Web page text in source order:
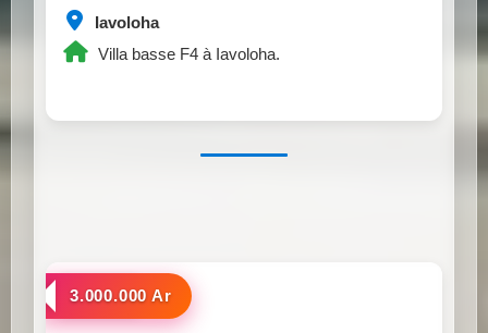
Iavoloha
Villa basse F4 à Iavoloha.
a louer
3.000.000 Ar